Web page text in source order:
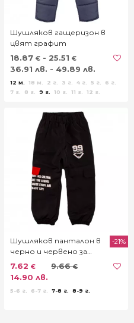
Шушляков гащеризон в
цвят графит
18.87 € - 25.51 €
36.91 лв. - 49.89 лв.
12 м. 18 м. 2 г. 3 г. 4 г. 5 г.
6 г.
7 г.
8 г. 9 г. 10 г. 11 г. 12 г.
Шушляков панталон в
черно и червено за
момчета
-21%
7.62 €
14.90 лв.
9.66€
5-6 г. 6-7 г. 7-8 г. 8-9 г.